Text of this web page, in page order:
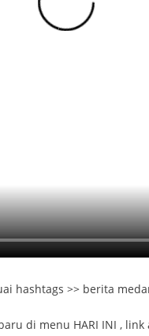
hashtags >> berita
di menu HARI INI , link